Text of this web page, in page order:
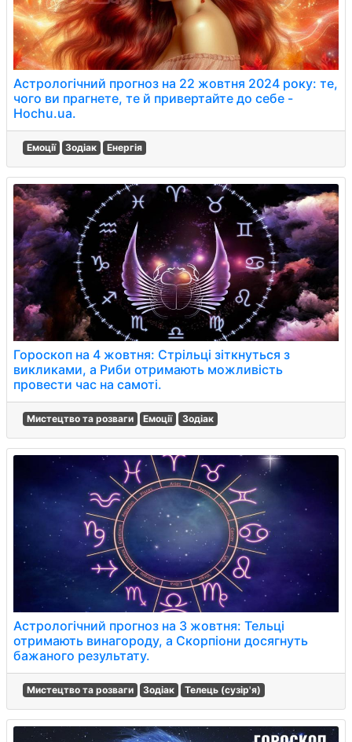
Астрологічний прогноз на 22 жовтня 2024 року: те,
чого ви прагнете, те й привертайте до себе -
Hochu.ua.
Емоції Зодіак Енергія
Гороскоп на 4 жовтня: Стрільці зіткнуться з
викликами, а Риби отримають можливість
провести час на самоті.
Мистецтво та розваги Емоції Зодіак
Астрологічний прогноз на 3 жовтня: Тельці
отримають винагороду, а Скорпіони досягнуть
бажаного результату.
Мистецтво та розваги Зодіак Телець (сузір'я)